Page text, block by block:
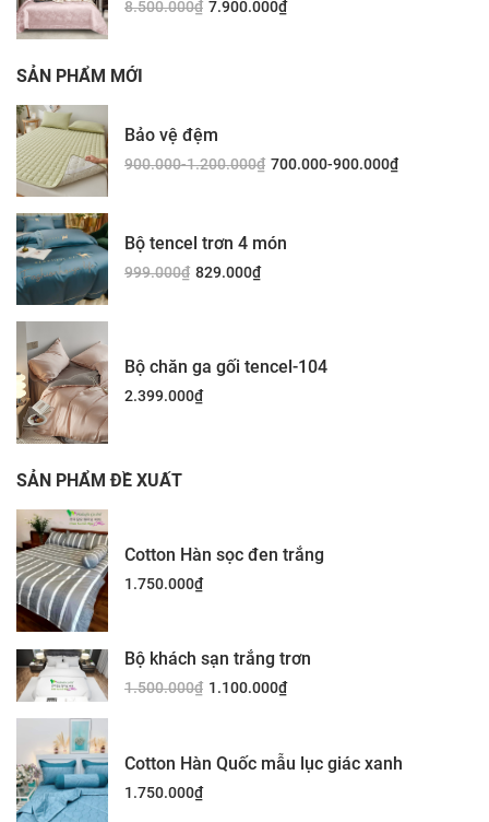
8.500.000₫ 7.900.000₫
SẢN PHẨM MỚI
Bảo vệ đệm
900.000-1.200.000₫ 700.000-900.000₫
Bộ tencel trơn 4 món
999.000₫ 829.000₫
Bộ chăn ga gối tencel-104
2.399.000₫
SẢN PHẨM ĐỀ XUẤT
Cotton Hàn sọc đen trắng
1.750.000₫
Bộ khách sạn trắng trơn
1.500.000₫ 1.100.000₫
Cotton Hàn Quốc mẫu lục giác xanh
1.750.000₫